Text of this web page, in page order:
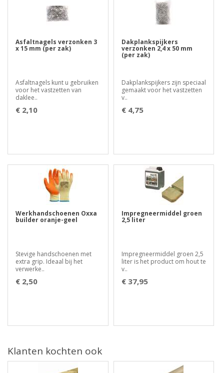
Asfaltnagels verzonken 3
x 15 mm (per zak)
Asfaltnagels kunt u gebruiken
voor het vastzetten van
daklee..
€ 2,10
Dakplankspijkers
verzonken 2,4 x 50 mm
(per zak)
Dakplankspijkers zijn speciaal
gemaakt voor het vastzetten
v..
€ 4,75
Werkhandschoenen Oxxa
builder oranje-geel
Stevige handschoenen met
extra grip. Ideaal bij het
verwerke..
€ 2,50
Impregneermiddel groen
2,5 liter
Impregneermiddel groen 2,5
liter is het product om hout te
v..
€ 37,95
Klanten kochten ook